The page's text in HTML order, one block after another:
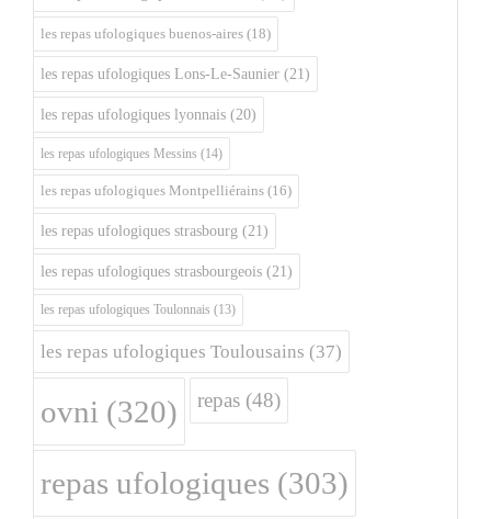
les repas ufologiques buenos-aires (18)
les repas ufologiques Lons-Le-Saunier (21)
les repas ufologiques lyonnais (20)
les repas ufologiques Messins (14)
les repas ufologiques Montpelliérains (16)
les repas ufologiques strasbourg (21)
les repas ufologiques strasbourgeois (21)
les repas ufologiques Toulonnais (13)
les repas ufologiques Toulousains (37)
ovni (320) repas (48)
repas ufologiques (303)